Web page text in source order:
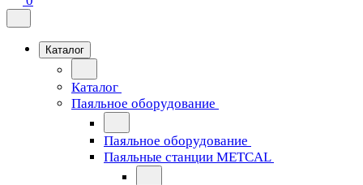
Каталог
Каталог
Паяльное оборудование
Паяльное оборудование
Паяльные станции METCAL